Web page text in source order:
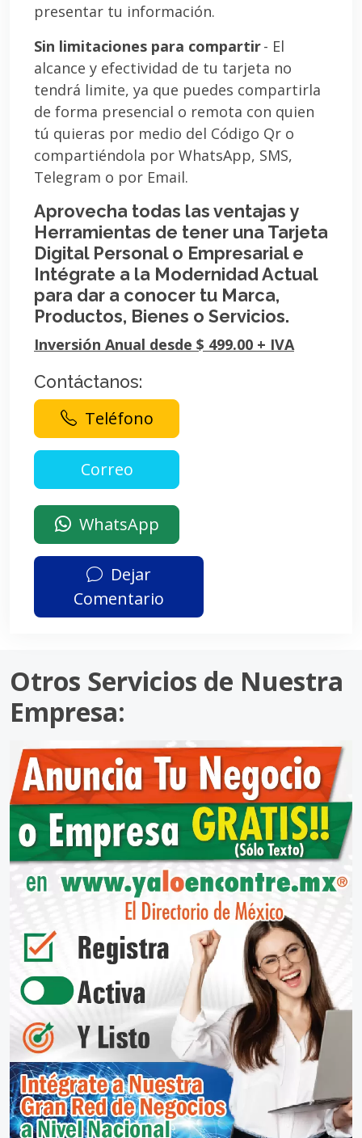
presentar tu información.
Sin limitaciones para compartir- El
alcance y efectividad de tu tarjeta no
tendrá limite, ya que puedes compartirla
de forma presencial o remota con quien
tú quieras por medio del Código Qr o
compartiéndola por WhatsApp, SMS,
Telegram o por Email.
Aprovecha todas las ventajas y
Herramientas de tener una Tarjeta
Digital Personal o Empresarial e
Intégrate a la Modernidad Actual
para dar a conocer tu Marca,
Productos, Bienes o Servicios.
Inversión Anual desde $ 499.00 + IVA
Contáctanos:
Teléfono
WhatsApp
Dejar
Comentario
Otros Servicios de Nuestra
Empresa: